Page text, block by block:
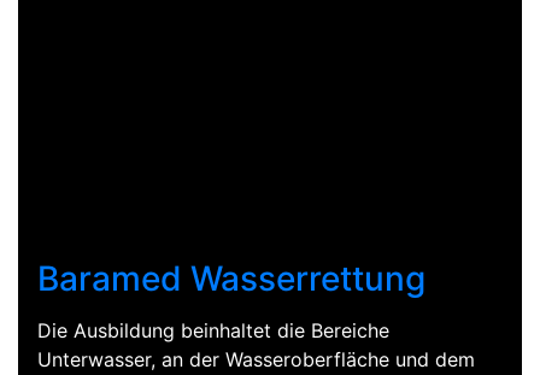
Baramed Wasserrettung
Die Ausbildung beinhaltet die Bereiche
Unterwasser, an der Wasseroberfläche und dem